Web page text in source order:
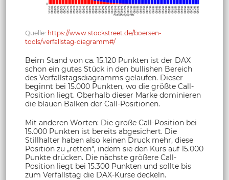
Quelle: https://www.stockstreet.de/boersen-
tools/verfallstag-diagramm#/
Beim Stand von ca. 15.120 Punkten ist der DAX
schon ein gutes Stück in den bullishen Bereich
des Verfallstagsdiagramms gelaufen. Dieser
beginnt bei 15.000 Punkten, wo die größte Call-
Position liegt. Oberhalb dieser Marke dominieren
die blauen Balken der Call-Positionen.
Mit anderen Worten: Die große Call-Position bei
15.000 Punkten ist bereits abgesichert. Die
Stillhalter haben also keinen Druck mehr, diese
Position zu „retten“, indem sie den Kurs auf 15.000
Punkte drücken. Die nächste größere Call-
Position liegt bei 15.300 Punkten und sollte bis
zum Verfallstag die DAX-Kurse deckeln.